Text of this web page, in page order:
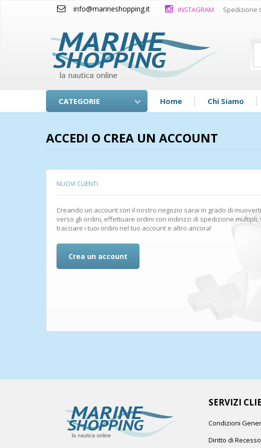
info@marineshopping.it INSTAGRAM Spedizione
CATEGORIE Home Chi Siamo
ACCEDI O CREA UN ACCOUNT
NUOVI CLIENTI
Creando un account con il nostro negozio sarai in grado di
verso gli ordini, effettuare ordini con indirizzi di spedizione multipli,
tracciare i tuoi ordini nel tuo account e altro ancora!
Crea un account
SERVIZI
Condizioni
Diritto di Recesso